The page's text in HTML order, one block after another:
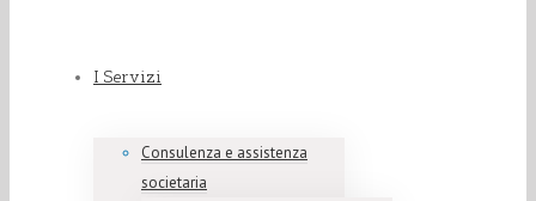
I Servizi
Consulenza e assistenza
societaria